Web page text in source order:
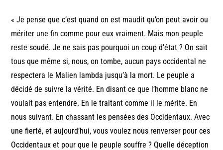
« Je pense que c’est quand on est maudit qu’on peut avoir ou
mériter une fin comme pour eux vraiment. Mais mon peuple
reste soudé. Je ne sais pas pourquoi un coup d’état ? On sait
tous que même si, nous, on tombe, aucun pays occidental ne
respectera le Malien lambda jusqu’à la mort. Le peuple a
décidé de suivre la vérité. En disant ce que l’homme blanc ne
voulait pas entendre. En le traitant comme il le mérite. En
nous suivant. En chassant les pensées des Occidentaux. Avec
une fierté, et aujourd’hui, vous voulez nous renverser pour ces
Occidentaux et pour que le peuple souffre ? Quelle déception